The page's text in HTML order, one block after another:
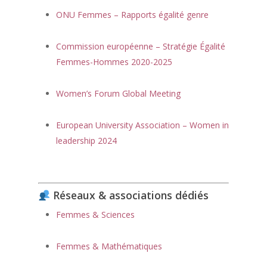
ONU Femmes – Rapports égalité genre
Commission européenne – Stratégie Égalité
Femmes-Hommes 2020-2025
Women’s Forum Global Meeting
European University Association – Women in
leadership 2024
Réseaux & associations dédiés
Femmes & Sciences
Femmes & Mathématiques